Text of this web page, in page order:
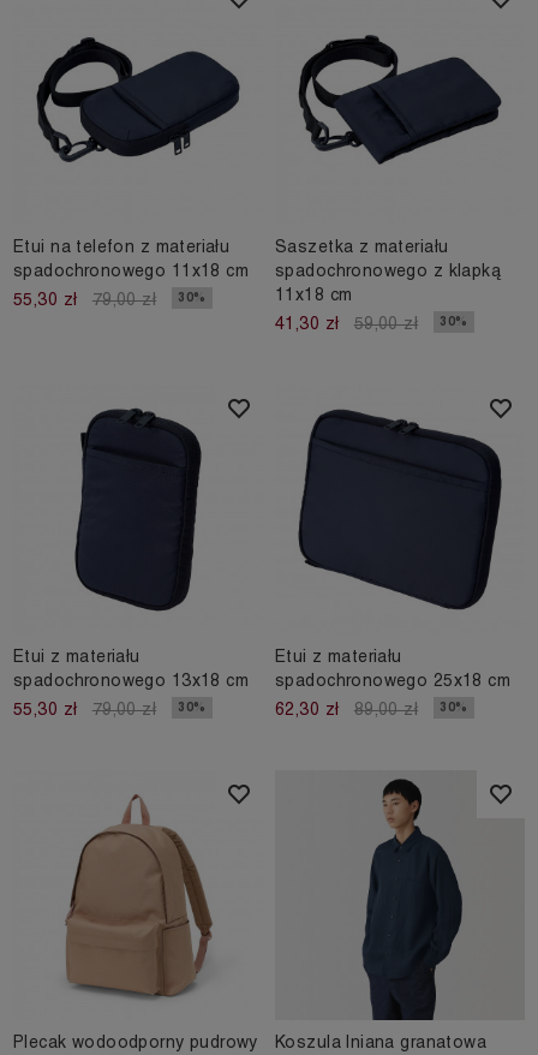
Etui na telefon z materiału
spadochronowego 11x18 cm
55,30 zł
79,00 zł 30%
Saszetka z materiału
spadochronowego z klapką
11x18 cm
41,30 zł
59,00 zł 30%
Etui z materiału
spadochronowego 13x18 cm
55,30 zł
79,00 zł 30%
Etui z materiału
spadochronowego 25x18 cm
62,30 zł
89,00 zł 30%
Plecak wodoodporny pudrowy
Koszula lniana granatowa